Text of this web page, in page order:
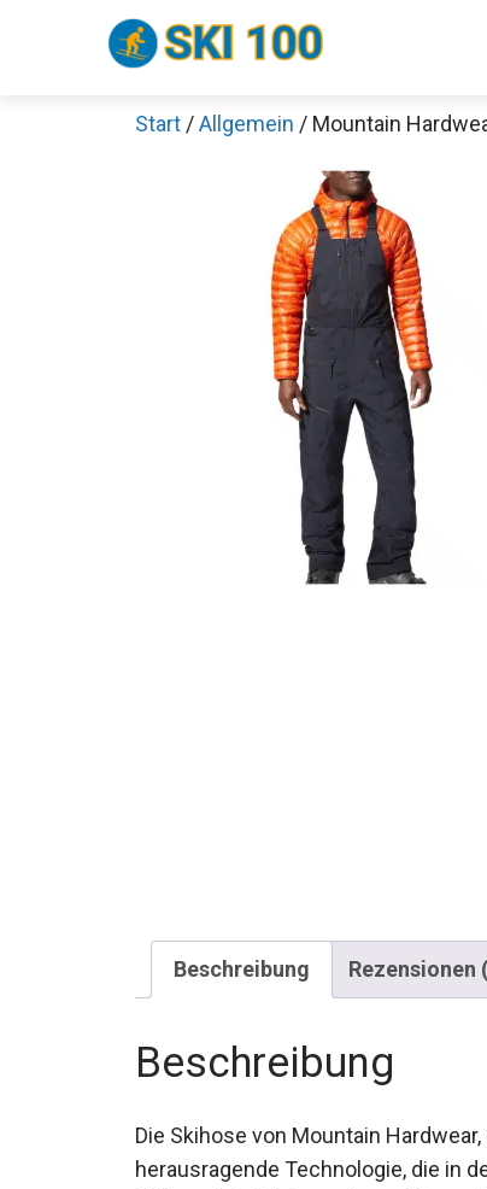
Start /Allgemein / Mountain
Beschreibung Rezensionen
Beschreibung
Die Skihose von Mountain
herausragende Technologie, die in